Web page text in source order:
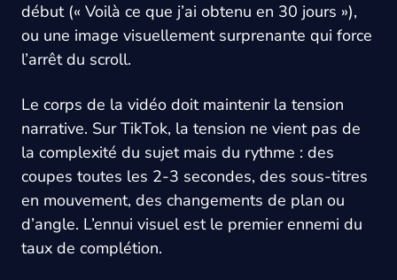
début (« Voilà ce que j’ai obtenu en 30 jours »),
ou une image visuellement surprenante qui force
l’arrêt du scroll.
Le corps de la vidéo doit maintenir la tension
narrative. Sur TikTok, la tension ne vient pas de
la complexité du sujet mais du rythme : des
coupes toutes les 2-3 secondes, des sous-titres
en mouvement, des changements de plan ou
d’angle. L’ennui visuel est le premier ennemi du
taux de complétion.